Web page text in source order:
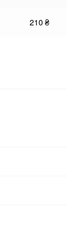
210₴